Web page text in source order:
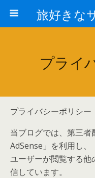
プライ
プライバシーポリシー
当ブログでは、第三
AdSense」を利用し、
ユーザーが閲覧する
信しています。